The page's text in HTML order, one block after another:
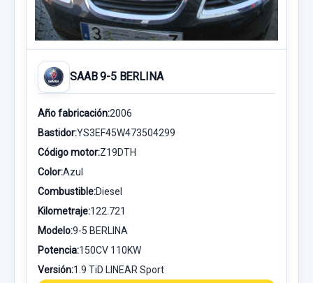
SAAB 9-5 BERLINA
Año fabricación:2006
Bastidor:YS3EF45W473504299
Código motor:Z19DTH
Color:Azul
Combustible:Diesel
Kilometraje:122.721
Modelo:9-5 BERLINA
Potencia:150CV 110KW
Versión:1.9 TiD LINEAR Sport